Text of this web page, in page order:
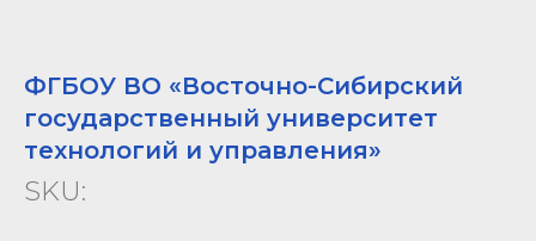
ФГБОУ ВО «Восточно-Сибирский
государственный университет
технологий и управления»
SKU: